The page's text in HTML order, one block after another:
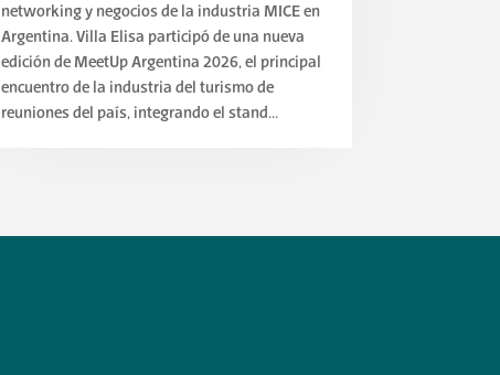
networking y negocios de la industria MICE en
Argentina. Villa Elisa participó de una nueva
edición de MeetUp Argentina 2026, el principal
encuentro de la industria del turismo de
reuniones del país, integrando el stand...